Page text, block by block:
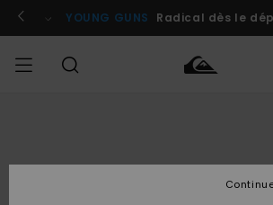
l'information
le
Se connecter / s'inscrire
YOUNG GUNS Radical dès le